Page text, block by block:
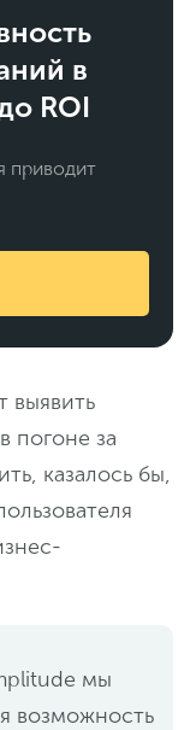
в
ROI
приводит
выявить
погоне за
казалось бы,
мы
возможность